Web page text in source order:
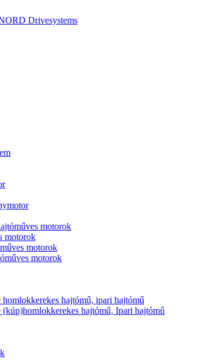
Drivesystems
motorok
motorok
motorok
motorok
hajtómű, ipari hajtómű
hajtómű, Ipari hajtómű